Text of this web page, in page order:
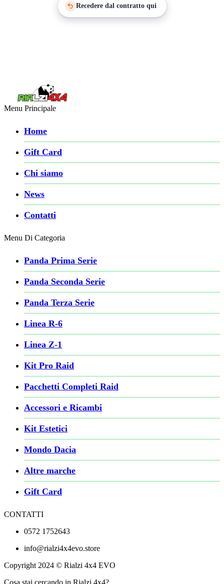
Recedere dal contratto qui
Menu Principale
Home
Gift Card
Chi siamo
News
Contatti
Menu Di Categoria
Panda Prima Serie
Panda Seconda Serie
Panda Terza Serie
Linea R-6
Linea Z-1
Kit Pro Raid
Pacchetti Completi Raid
Accessori e Ricambi
Kit Estetici
Mondo Dacia
Altre marche
Gift Card
CONTATTI
0572 1752643
info@rialzi4x4evo.store
Copyright 2024 © Rialzi 4x4 EVO
Cosa stai cercando in Rialzi 4x4?